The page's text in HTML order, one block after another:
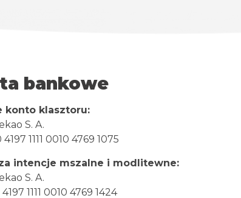
bankowe
konto klasztoru:
S. A.
1111 0010 4769 1075
intencje mszalne i modlitewne:
S. A.
1111 0010 4769 1424